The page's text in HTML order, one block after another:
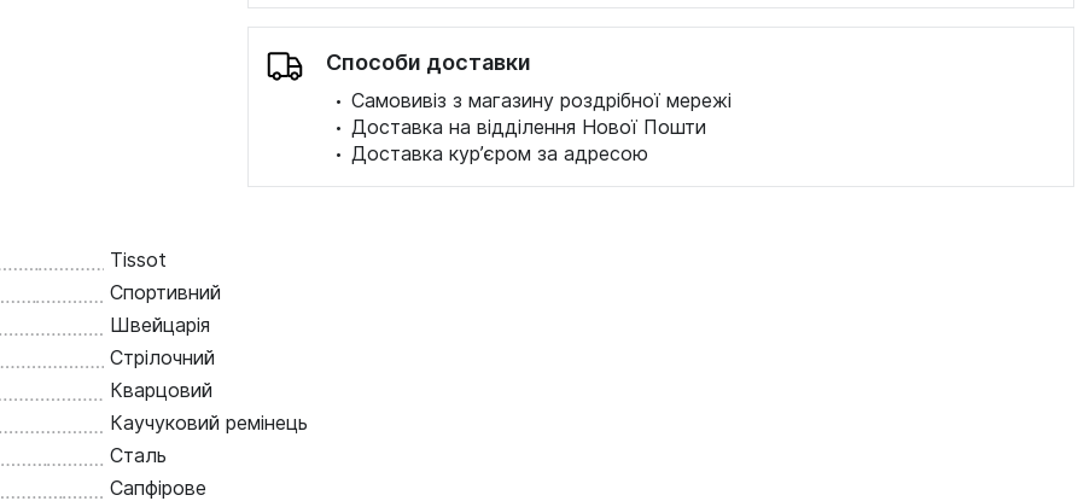
Способи доставки
·Самовивіз з магазину роздрібної мережі
·Доставка на відділення Нової Пошти
·Доставка кур’єром за адресою
Tissot
Спортивний
Швейцарія
Стрілочний
Кварцовий
Каучуковий ремінець
Сталь
Сапфірове